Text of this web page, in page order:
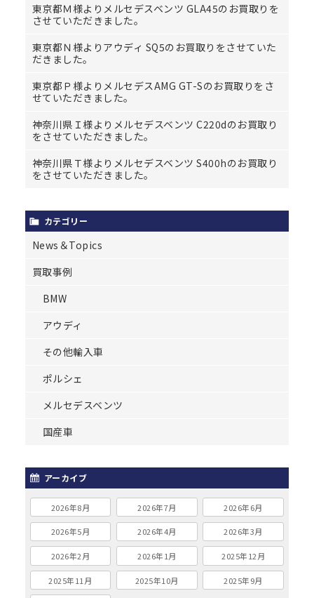
東京都Ｍ様よりメルセデスベンツ GLA45のお買取りを
させていただきました。
東京都Ｎ様よりアウディ SQ5のお買取りをさせていた
だきました。
東京都Ｐ様よりメルセデスAMG GT-Sのお買取りをさ
せていただきました。
神奈川県Ｉ様よりメルセデスベンツ C220dのお買取り
をさせていただきました。
神奈川県Ｔ様よりメルセデスベンツ S400hのお買取り
をさせていただきました。
カテゴリー
News＆Topics
買取事例
BMW
アウディ
その他輸入車
ポルシェ
メルセデスベンツ
国産車
アーカイブ
2026年8月 2026年7月 2026年6月
2026年5月 2026年4月 2026年3月
2026年2月 2026年1月 2025年12月
2025年11月 2025年10月 2025年9月